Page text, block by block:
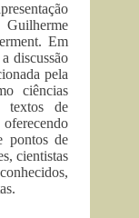
Em
discussão
pela
ciências
textos de
pontos de
cientistas